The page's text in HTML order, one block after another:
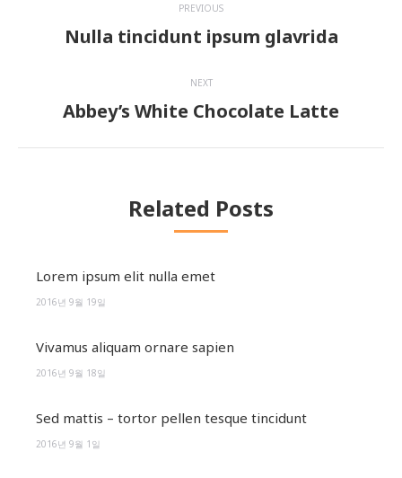
navigation
PREVIOUS
Previous
Nulla tincidunt ipsum glavrida
NEXT
Next
Abbey’s White Chocolate Latte
Related Posts
Lorem ipsum elit nulla emet
2016년 9월 19일
Vivamus aliquam ornare sapien
2016년 9월 18일
Sed mattis – tortor pellen tesque tincidunt
2016년 9월 1일